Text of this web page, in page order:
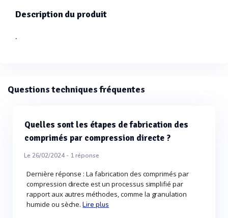
Description du produit
.
Questions techniques fréquentes
Quelles sont les étapes de fabrication des
comprimés par compression directe ?
Le 26/02/2024 - 1réponse
Dernière réponse : La fabrication des comprimés par
compression directe est un processus simplifié par
rapport aux autres méthodes, comme la granulation
humide ou sèche.Lire plus